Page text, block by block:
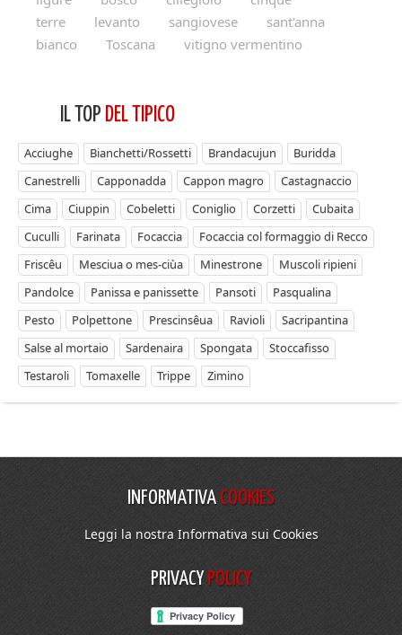
terre
levanto sangiovese
sant'anna
bianco
Toscana vitigno vermentino
IL TOP DEL TIPICO
Acciughe Bianchetti/Rossetti Brandacujun
Buridda
Canestrelli
Capponadda Cappon magro
Castagnaccio
Cima
Ciuppin Cobeletti Coniglio Corzetti
Cubaita
Cuculli
Farinata Focaccia
Focaccia col formaggio di Recco
Friscêu
Mesciua o mes-ciùa Minestrone
Muscoli ripieni
Pandolce
Panissa e panissette Pansoti
Pasqualina
Pesto
Polpettone Prescinsêua Ravioli
Sacripantina
Salse al mortaio
Sardenaira Spongata
Stoccafisso
Testaroli
Tomaxelle Trippe Zimino
INFORMATIVA COOKIES
Leggi la nostra Informativa sui Cookies
PRIVACY POLICY